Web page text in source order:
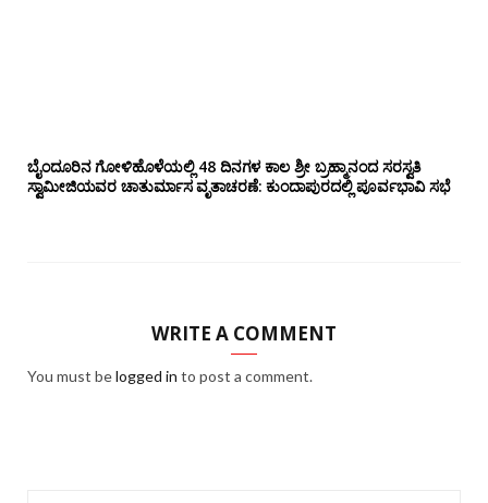
ಬೈಂದೂರಿನ ಗೋಳಿಹೊಳೆಯಲ್ಲಿ 48 ದಿನಗಳ ಕಾಲ ಶ್ರೀ ಬ್ರಹ್ಮಾನಂದ ಸರಸ್ವತಿ
ಸ್ವಾಮೀಜಿಯವರ ಚಾತುರ್ಮಾಸ ವೃತಾಚರಣೆ: ಕುಂದಾಪುರದಲ್ಲಿ ಪೂರ್ವಭಾವಿ ಸಭೆ
WRITE A COMMENT
You must belogged in to post a comment.